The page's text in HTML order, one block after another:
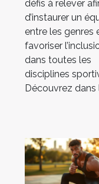
défis à relever
d’instaurer un
entre les genres
favoriser
dans toutes les
disciplines
Découvrez dans